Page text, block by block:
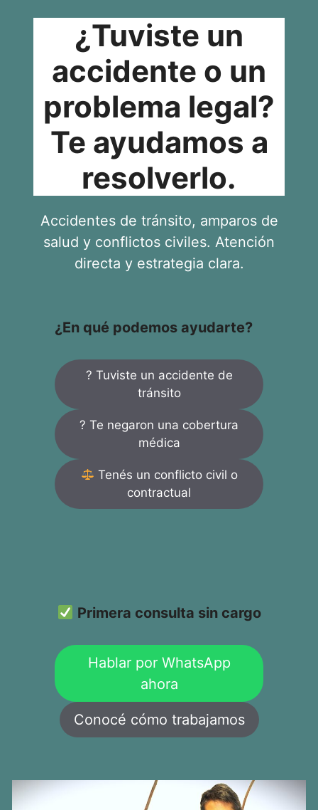
¿Tuviste un
accidente o un
problema legal?
Te ayudamos a
resolverlo.
Accidentes de tránsito, amparos de
salud y conflictos civiles. Atención
directa y estrategia clara.
¿En qué podemos ayudarte?
? Tuviste un accidente de
tránsito
? Te negaron una cobertura
médica
Tenés un conflicto civil o
contractual
Primera consulta sin cargo
Hablar por WhatsApp
ahora
Conocé cómo trabajamos